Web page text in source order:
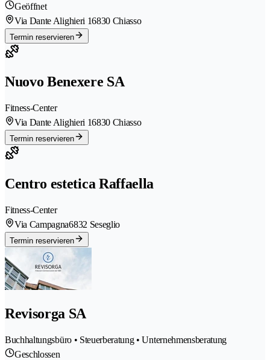
Geöffnet
Via Dante Alighieri 16830 Chiasso
Termin reservieren
Nuovo Benexere SA
Fitness-Center
Via Dante Alighieri 16830 Chiasso
Termin reservieren
Centro estetica Raffaella
Fitness-Center
Via Campagna6832 Seseglio
Termin reservieren
Revisorga SA
Buchhaltungsbüro • Steuerberatung • Unternehmensberatung
Geschlossen